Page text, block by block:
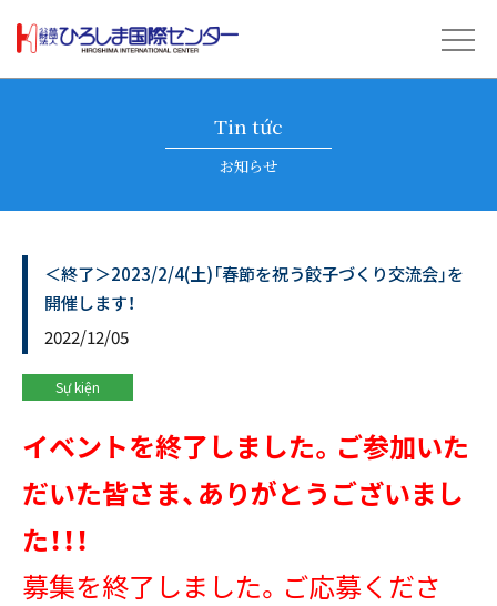
Tin tức
お知らせ
＜終了＞2023/2/4(土)「春節を祝う餃子づくり交流会」を
開催します！
2022/12/05
Sự kiện
イベントを終了しました。ご参加いた
だいた皆さま、ありがとうございまし
た！！！
募集を終了しました。ご応募くださ